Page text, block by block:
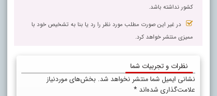
کشور نداشته باشد.
در غیر این صورت مطلب مورد نظر را رد یا بنا به تشخیص خود با
ممیزی منتشر خواهد کرد.
نظرات و تجربیات شما
نشانی ایمیل شما منتشر نخواهد شد. بخش‌های موردنیاز
علامت‌گذاری شده‌اند *